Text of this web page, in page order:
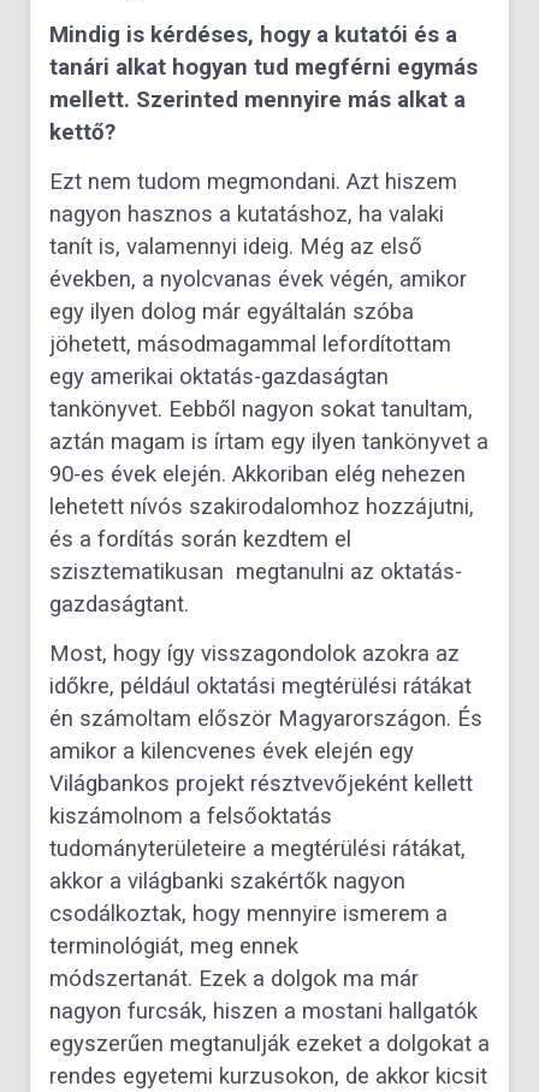
Mindig is kérdéses, hogy a kutatói és a
tanári alkat hogyan tud megférni egymás
mellett. Szerinted mennyire más alkat a
kettő?
Ezt nem tudom megmondani. Azt hiszem
nagyon hasznos a kutatáshoz, ha valaki
tanít is, valamennyi ideig. Még az első
években, a nyolcvanas évek végén, amikor
egy ilyen dolog már egyáltalán szóba
jöhetett, másodmagammal lefordítottam
egy amerikai oktatás-gazdaságtan
tankönyvet. Eebből nagyon sokat tanultam,
aztán magam is írtam egy ilyen tankönyvet a
90-es évek elején. Akkoriban elég nehezen
lehetett nívós szakirodalomhoz hozzájutni,
és a fordítás során kezdtem el
szisztematikusan megtanulni az oktatás-
gazdaságtant.
Most, hogy így visszagondolok azokra az
időkre, például oktatási megtérülési rátákat
én számoltam először Magyarországon. És
amikor a kilencvenes évek elején egy
Világbankos projekt résztvevőjeként kellett
kiszámolnom a felsőoktatás
tudományterületeire a megtérülési rátákat,
akkor a világbanki szakértők nagyon
csodálkoztak, hogy mennyire ismerem a
terminológiát, meg ennek
módszertanát. Ezek a dolgok ma már
nagyon furcsák, hiszen a mostani hallgatók
egyszerűen megtanulják ezeket a dolgokat a
rendes egyetemi kurzusokon, de akkor kicsit